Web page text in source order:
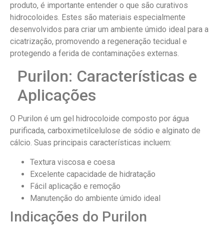
produto, é importante entender o que são curativos
hidrocoloides. Estes são materiais especialmente
desenvolvidos para criar um ambiente úmido ideal para a
cicatrização, promovendo a regeneração tecidual e
protegendo a ferida de contaminações externas.
Purilon: Características e
Aplicações
O Purilon é um gel hidrocoloide composto por água
purificada, carboximetilcelulose de sódio e alginato de
cálcio. Suas principais características incluem:
Textura viscosa e coesa
Excelente capacidade de hidratação
Fácil aplicação e remoção
Manutenção do ambiente úmido ideal
Indicações do Purilon